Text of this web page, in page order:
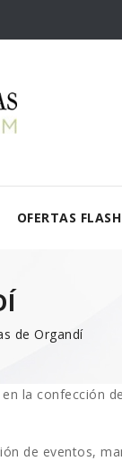
OFERTAS
de Organdí
la confección
de eventos,